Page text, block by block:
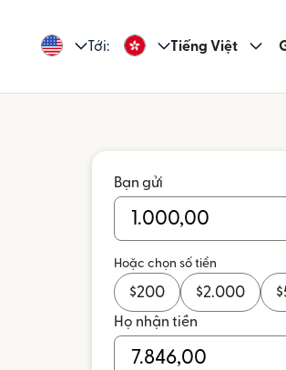
Tới: Tiếng Việt
Bạn gửi
Hoặc chọn số tiền
$200 $2.000 $
Họ nhận tiền